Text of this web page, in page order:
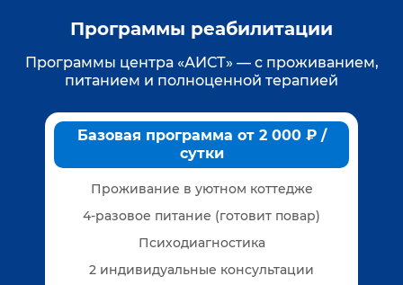
Программы реабилитации
Программы центра «АИСТ» — с проживанием,
питанием и полноценной терапией
Базовая программа от 2 000 ₽ /
сутки
Проживание в уютном коттедже
4-разовое питание (готовит повар)
Психодиагностика
2 индивидуальные консультации